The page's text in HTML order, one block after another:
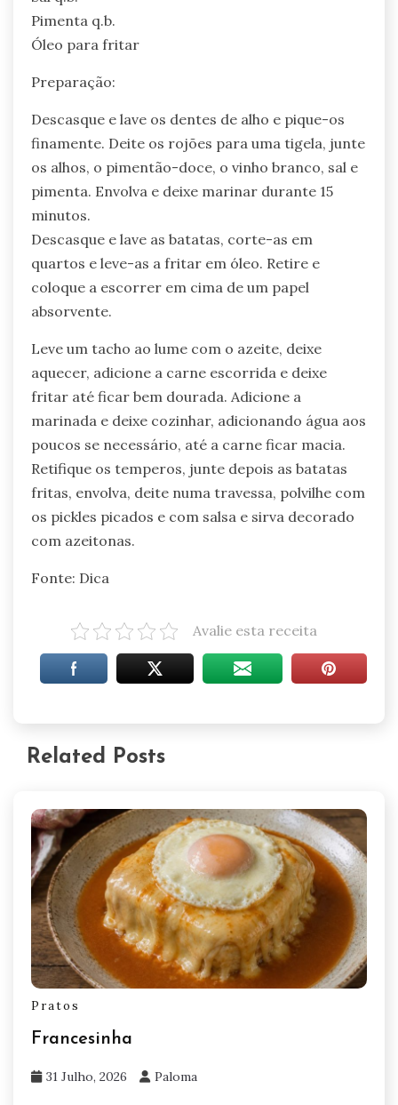
Pimenta q.b.
Óleo para fritar
Preparação:
Descasque e lave os dentes de alho e pique-os
finamente. Deite os rojões para uma tigela, junte
os alhos, o pimentão-doce, o vinho branco, sal e
pimenta. Envolva e deixe marinar durante 15
minutos.
Descasque e lave as batatas, corte-as em
quartos e leve-as a fritar em óleo. Retire e
coloque a escorrer em cima de um papel
absorvente.
Leve um tacho ao lume com o azeite, deixe
aquecer, adicione a carne escorrida e deixe
fritar até ficar bem dourada. Adicione a
marinada e deixe cozinhar, adicionando água aos
poucos se necessário, até a carne ficar macia.
Retifique os temperos, junte depois as batatas
fritas, envolva, deite numa travessa, polvilhe com
os pickles picados e com salsa e sirva decorado
com azeitonas.
Fonte: Dica
Avalie esta receita
Related Posts
Pratos
Francesinha
31 Julho, 2026 Paloma